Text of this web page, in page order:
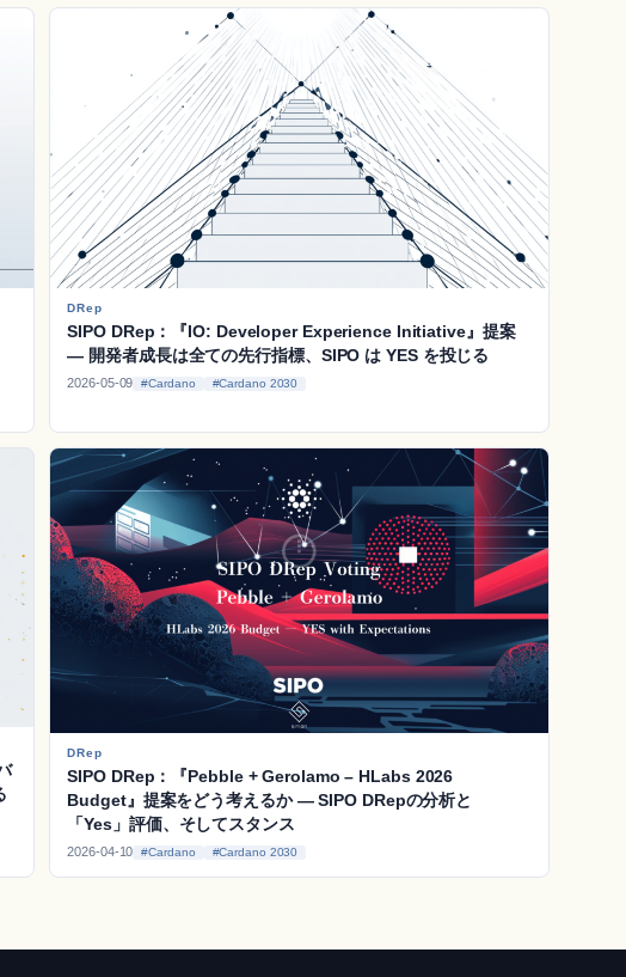
DRep
SIPO DRep：『IO: Developer Experience Initiative』提案
― 開発者成長は全ての先行指標、SIPO は YES を投じる
2026-05-09 #Cardano #Cardano 2030
DRep
SIPO DRep：『Pebble + Gerolamo – HLabs 2026
Budget』提案をどう考えるか ― SIPO DRepの分析と
「Yes」評価、そしてスタンス
2026-04-10 #Cardano #Cardano 2030